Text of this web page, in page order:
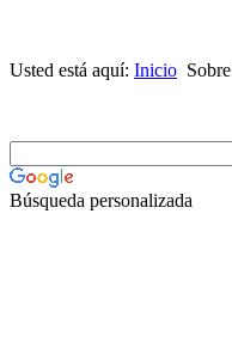
Usted está aquí: Inicio
Búsqueda personalizada